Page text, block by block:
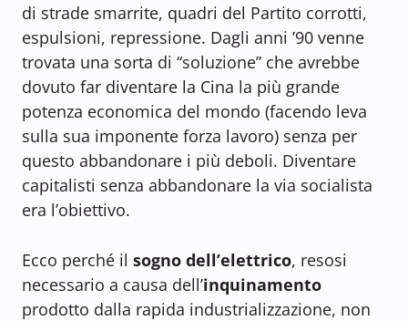
di strade smarrite, quadri del Partito corrotti,
espulsioni, repressione. Dagli anni ’90 venne
trovata una sorta di “soluzione” che avrebbe
dovuto far diventare la Cina la più grande
potenza economica del mondo (facendo leva
sulla sua imponente forza lavoro) senza per
questo abbandonare i più deboli. Diventare
capitalisti senza abbandonare la via socialista
era l’obiettivo.
Ecco perché il sogno dell’elettrico, resosi
necessario a causa dell’inquinamento
prodotto dalla rapida industrializzazione, non